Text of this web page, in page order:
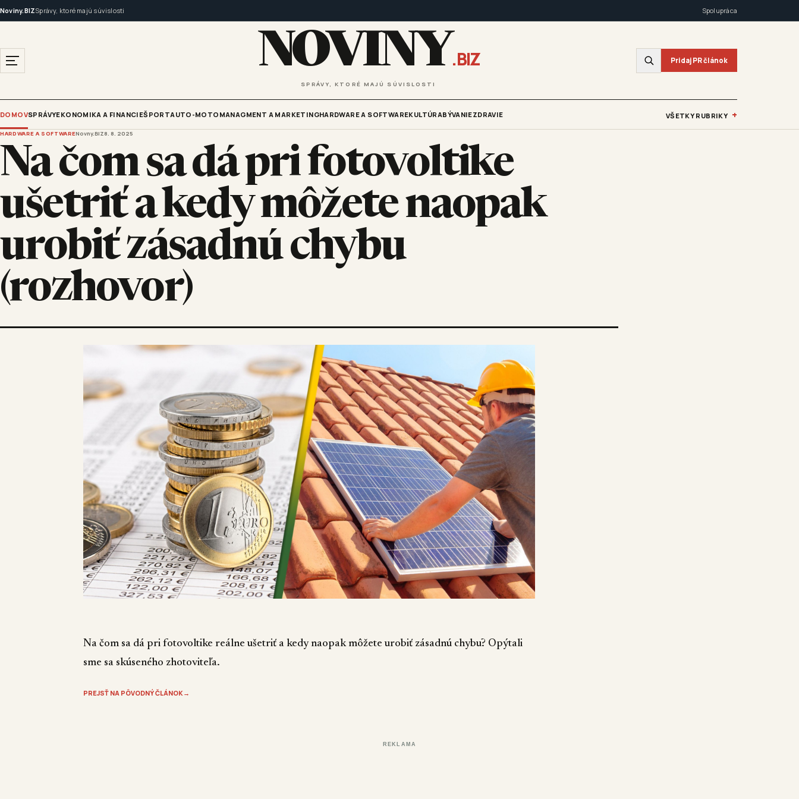
Noviny.BIZSprávy, ktoré majú súvislosti Spolupráca
NOVINY .BIZ
SPRÁVY, KTORÉ MAJÚ SÚVISLOSTI
Pridaj PR článok
DOMOVSPRÁVYEKONOMIKA A FINANCIEŠPORTAUTO-MOTO MANAGMENT A MARKETINGHARDWARE A SOFTWAREKULTÚRABÝVANIEZDRAVIE VŠETKY RUBRIKY +
HARDWARE A SOFTWARENovny.BIZ8. 8. 2025
Na čom sa dá pri fotovoltike
ušetriť a kedy môžete naopak
urobiť zásadnú chybu
(rozhovor)
Na čom sa dá pri fotovoltike reálne ušetriť a kedy naopak môžete urobiť zásadnú chybu? Opýtali
sme sa skúseného zhotoviteľa.
PREJSŤ NA PÔVODNÝ ČLÁNOK →
REKLAMA